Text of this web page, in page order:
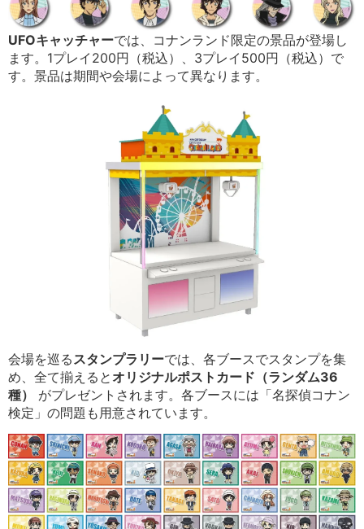
UFOキャッチャーでは、コナンランド限定の景品が登場し
ます。1プレイ200円（税込）、3プレイ500円（税込）で
す。景品は期間や会場によって異なります。
会場を巡る スタンプラリーでは、各ブースでスタンプを集
め、全て揃えると オリジナルポストカード（ランダム36
種）
がプレゼントされます。各ブースには「名探偵コナン
検定」の問題も用意されています。